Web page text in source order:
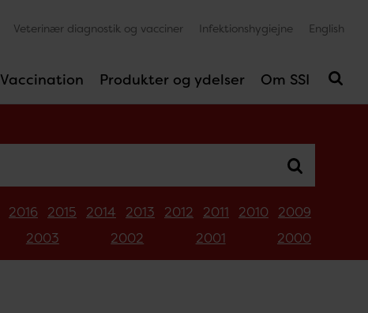
Vaccination Produkter og ydelser Om SSI
Veterinær diagnostik og vacciner Infektionshygiejne English
2016 2015 2014 2013 2012 2011 2010
2009
2003 2002 2001 2000